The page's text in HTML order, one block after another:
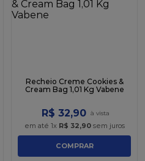
Recheio Creme Cookies &
Cream Bag 1,01 Kg Vabene
R$ 32,90
em até 1x R$ 32,90sem juros
COMPRAR